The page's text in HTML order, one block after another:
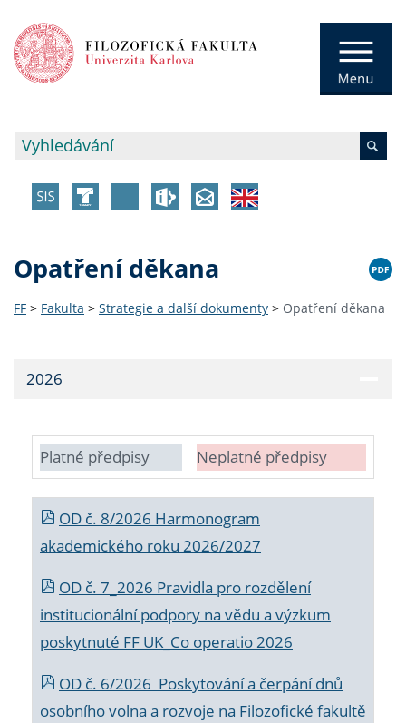
Opatření děkana
FF > Fakulta > Strategie a další dokumenty > Opatření děkana
2026
Platné předpisy Neplatné předpisy
OD č. 8/2026 Harmonogram
akademického roku 2026/2027
OD č. 7_2026 Pravidla pro rozdělení
institucionální podpory na vědu a výzkum
poskytnuté FF UK_Co operatio 2026
OD č. 6/2026 Poskytování a čerpání dnů
osobního volna a rozvoje na Filozofické fakultě